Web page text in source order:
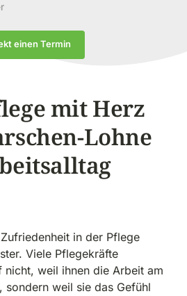
einen Termin
mit Herz
Lohne
in der Pflege
Viele Pflegekräfte
nicht, weil ihnen die Arbeit am
sondern weil sie das Gefühl